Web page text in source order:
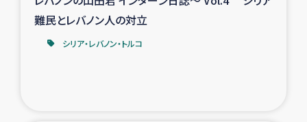
緊急支援事業
女性の生計向上を通じた子どもの栄養改善事業
難民とレバノン人の対立
シリア・レバノン・トルコ